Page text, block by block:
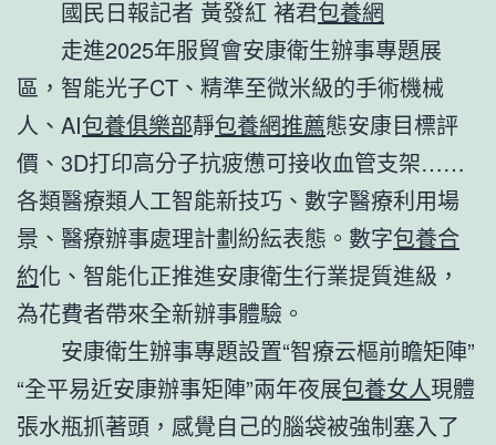
國民日報記者 黃發紅 褚君包養網
走進2025年服貿會安康衛生辦事專題展
區，智能光子CT、精準至微米級的手術機械
人、AI包養俱樂部靜包養網推薦態安康目標評
價、3D打印高分子抗疲憊可接收血管支架……
各類醫療類人工智能新技巧、數字醫療利用場
景、醫療辦事處理計劃紛紜表態。數字包養合
約化、智能化正推進安康衛生行業提質進級，
為花費者帶來全新辦事體驗。
安康衛生辦事專題設置“智療云樞前瞻矩陣”
“全平易近安康辦事矩陣”兩年夜展包養女人現體
張水瓶抓著頭，感覺自己的腦袋被強制塞入了